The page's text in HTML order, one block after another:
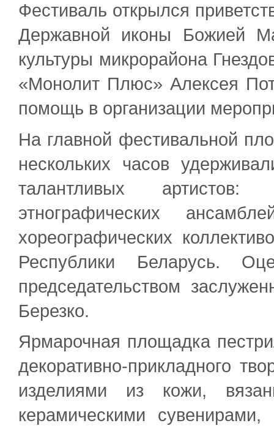
Фестиваль открылся
Державной иконы Божией
культуры микрорайона
«Монолит Плюс» Алексея
помощь в организации
На главной фестивальной
нескольких часов
талантливых
этнографических
хореографических
Республики Беларусь.
председательством
Березко.
Ярмарочная площадка
декоративно-прикладного
изделиями из кожи,
керамическими